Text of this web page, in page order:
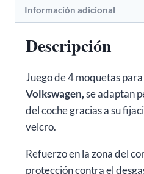
Información adicional
Descripción
Juego de 4 moquetas
Volkswagen,se adaptan
del coche gracias a su
velcro.
Refuerzo en la zona del
protección contra el